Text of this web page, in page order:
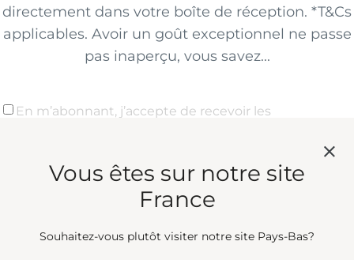
directement dans votre boîte de réception. *T&Cs
applicables. Avoir un goût exceptionnel ne passe
pas inaperçu, vous savez...
En m’abonnant, j’accepte de recevoir les
concernant les lancements de nouveaux produits,
les offres exclusives, les récompenses et les détails
Vous êtes sur notre site
France
Souhaitez-vous plutôt visiter notre site Pays-Bas?